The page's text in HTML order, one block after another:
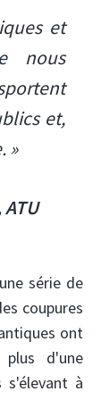
et
nous
et,
»
série de
coupures
ont
d'une
s'élevant à